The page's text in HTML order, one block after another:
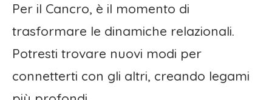
Per il Cancro, è il momento di
trasformare le dinamiche relazionali.
Potresti trovare nuovi modi per
connetterti con gli altri, creando legami